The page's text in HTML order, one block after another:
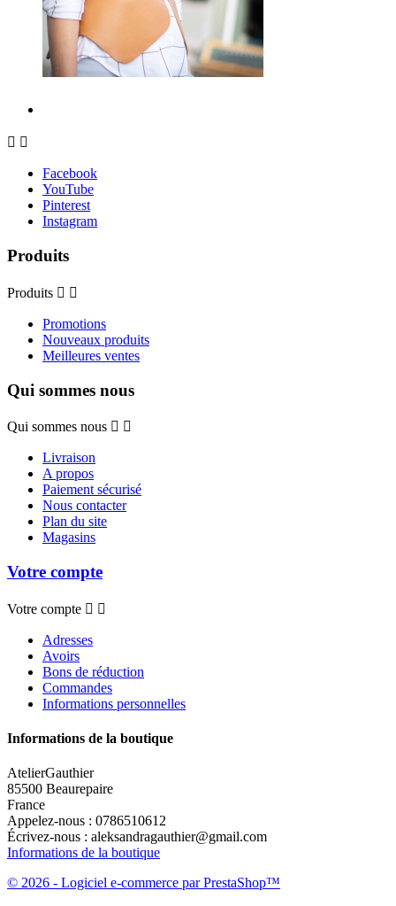
 
Facebook
YouTube
Pinterest
Instagram
Produits
Produits  
Promotions
Nouveaux produits
Meilleures ventes
Qui sommes nous
Qui sommes nous  
Livraison
A propos
Paiement sécurisé
Nous contacter
Plan du site
Magasins
Votre compte
Votre compte  
Adresses
Avoirs
Bons de réduction
Commandes
Informations personnelles
Informations de la boutique
AtelierGauthier
85500 Beaurepaire
France
Appelez-nous : 0786510612
Écrivez-nous : aleksandragauthier@gmail.com
Informations de la boutique
© 2026 - Logiciel e-commerce par PrestaShop™